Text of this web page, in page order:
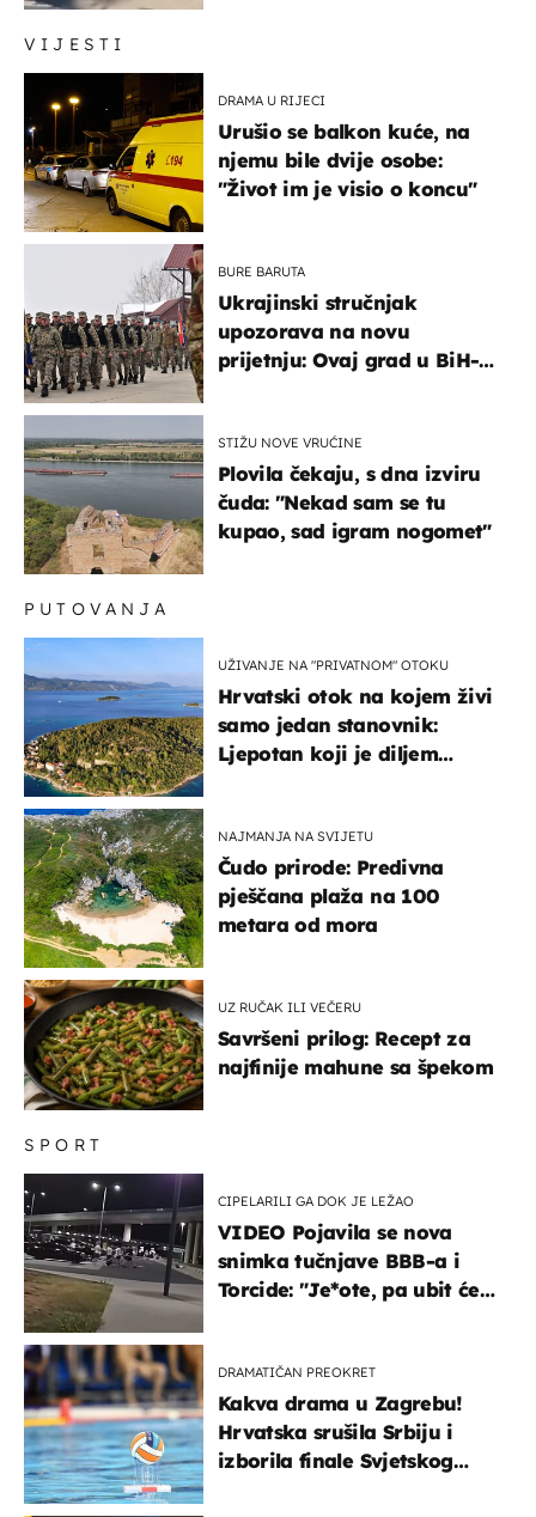
VIJESTI
DRAMA U RIJECI
Urušio se balkon kuće, na
njemu bile dvije osobe:
"Život im je visio o koncu"
BURE BARUTA
Ukrajinski stručnjak
upozorava na novu
prijetnju: Ovaj grad u BiH-u
STIŽU NOVE VRUĆINE
Plovila čekaju, s dna izviru
čuda: "Nekad sam se tu
kupao, sad igram nogomet"
SPORT
CIPELARILI GA DOK JE LEŽAO
VIDEO Pojavila se nova
snimka tučnjave BBB-a i
Torcide: "Je*ote, pa ubit će
DRAMATIČAN PREOKRET
Kakva drama u Zagrebu!
Hrvatska srušila Srbiju i
izborila finale Svjetskog
PUTOVANJA
UŽIVANJE NA "PRIVATNOM" OTOKU
Hrvatski otok na kojem živi
samo jedan stanovnik:
Ljepotan koji je diljem
NAJMANJA NA SVIJETU
Čudo prirode: Predivna
pješčana plaža na 100
metara od mora
UZ RUČAK ILI VEČERU
Savršeni prilog: Recept za
najfinije mahune sa špekom